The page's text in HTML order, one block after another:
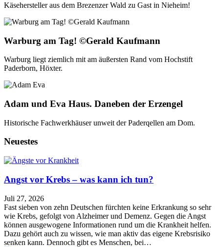
Käsehersteller aus dem Brezenzer Wald zu Gast in Nieheim!
Warburg am Tag! ©Gerald Kaufmann
Warburg liegt ziemlich mit am äußersten Rand vom Hochstift
Paderborn, Höxter.
Adam und Eva Haus. Daneben der Erzengel
Historische Fachwerkhäuser unweit der Paderqellen am Dom.
Neuestes
Angst vor Krebs – was kann ich tun?
Juli 27, 2026
Fast sieben von zehn Deutschen fürchten keine Erkrankung so sehr
wie Krebs, gefolgt von Alzheimer und Demenz. Gegen die Angst
können ausgewogene Informationen rund um die Krankheit helfen.
Dazu gehört auch zu wissen, wie man aktiv das eigene Krebsrisiko
senken kann. Dennoch gibt es Menschen, bei…